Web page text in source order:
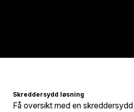
Skreddersydd løsning
Få oversikt med en